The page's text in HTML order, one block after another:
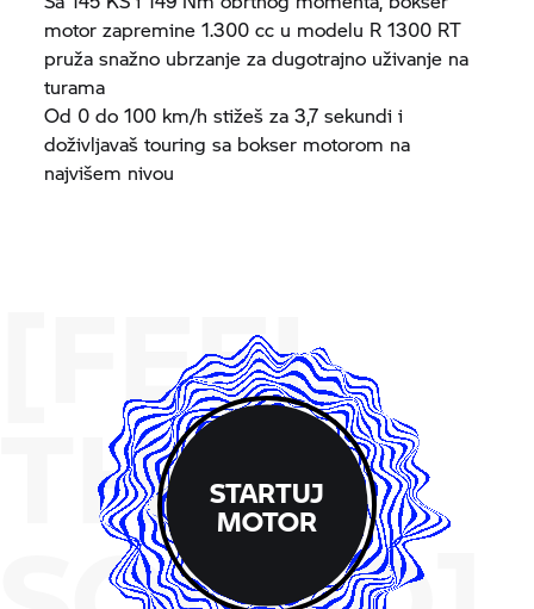
motor zapremine 1.300 cc u modelu R 1300 RT
pruža snažno ubrzanje za dugotrajno uživanje na
turama
Od 0 do 100 km/h stižeš za 3,7 sekundi i
doživljavaš touring sa bokser motorom na
najvišem nivou
[FEEL
THESTARTUJ
MOTOR